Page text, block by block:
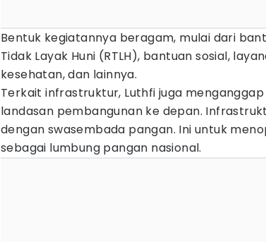
Bentuk kegiatannya beragam, mulai dari
Tidak Layak Huni (RTLH), bantuan sosial,
kesehatan, dan lainnya.
Terkait infrastruktur, Luthfi juga
landasan pembangunan ke depan.
dengan swasembada pangan. Ini untuk
sebagai lumbung pangan nasional.